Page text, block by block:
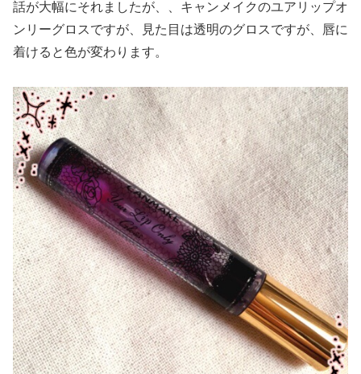
話が大幅にそれましたが、、キャンメイクのユアリップオ
ンリーグロスですが、見た目は透明のグロスですが、唇に
着けると色が変わります。